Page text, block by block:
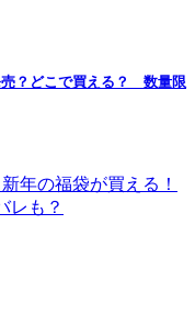
売？どこで買える？ 数量限
年の福袋が買える！
レも？